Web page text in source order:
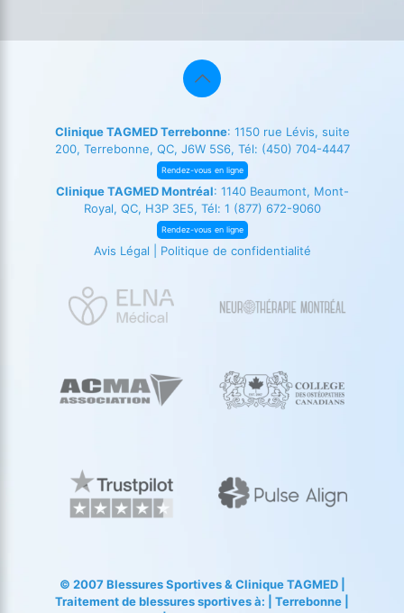
Clinique TAGMED Terrebonne: 1150 rue Lévis, suite
200, Terrebonne, QC, J6W 5S6, Tél: (450) 704-4447
Rendez-vous en ligne
Clinique TAGMED Montréal: 1140 Beaumont, Mont-
Royal, QC, H3P 3E5, Tél: 1 (877) 672-9060
Rendez-vous en ligne
Avis Légal Politique de confidentialité
© 2007 Blessures Sportives&Clinique TAGMED|
Traitement de blessures sportives à: | Terrebonne |